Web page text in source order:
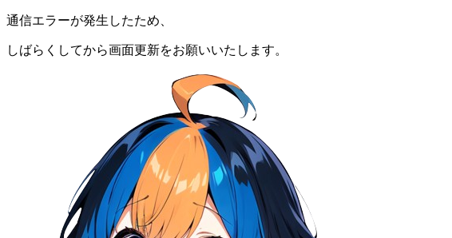
通信エラーが発生したため、
しばらくしてから画面更新をお願いいたします。